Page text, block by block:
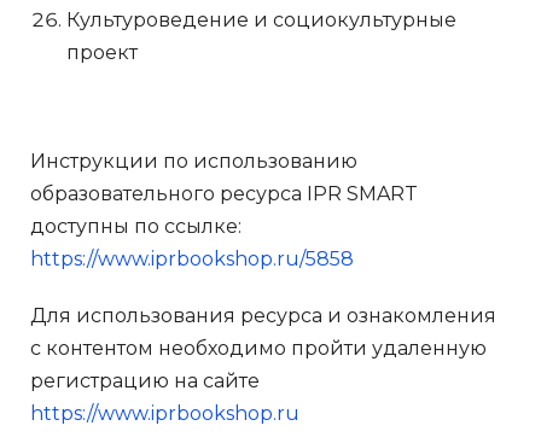
Культуроведение и социокультурные
проект
Инструкции по использованию
образовательного ресурса IPR SMART
доступны по ссылке:
https://www.iprbookshop.ru/5858
Для использования ресурса и ознакомления
с контентом необходимо пройти удаленную
регистрацию на сайте
https://www.iprbookshop.ru